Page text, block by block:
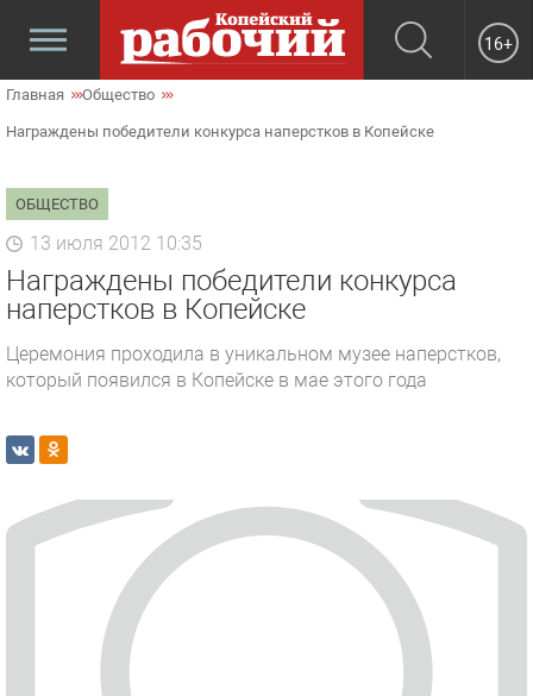
16+
Главная Общество
Награждены победители конкурса наперстков в Копейске
ОБЩЕСТВО
13 июля 2012 10:35
Награждены победители конкурса
наперстков в Копейске
Церемония проходила в уникальном музее наперстков,
который появился в Копейске в мае этого года